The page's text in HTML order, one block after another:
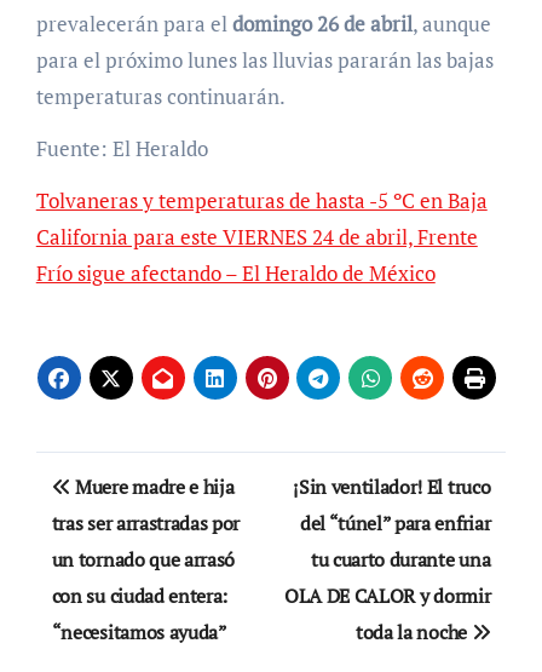
prevalecerán para eldomingo 26 de abril, aunque
para el próximo lunes las lluvias pararán las bajas
temperaturas continuarán.
Fuente: El Heraldo
Tolvaneras y temperaturas de hasta -5 ºC en Baja
California para este VIERNES 24 de abril, Frente
Frío sigue afectando – El Heraldo de México
Navegación
de
entradas
Muere madre e hija
tras ser arrastradas por
un tornado que arrasó
con su ciudad entera:
“necesitamos ayuda”
¡Sin ventilador! El truco
del “túnel” para enfriar
tu cuarto durante una
OLA DE CALOR y dormir
toda la noche